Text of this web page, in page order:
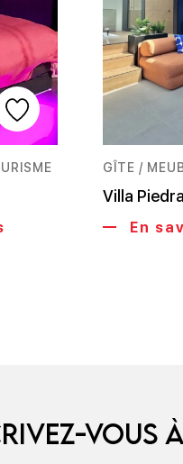
GÎTE /
Villa
En
vous